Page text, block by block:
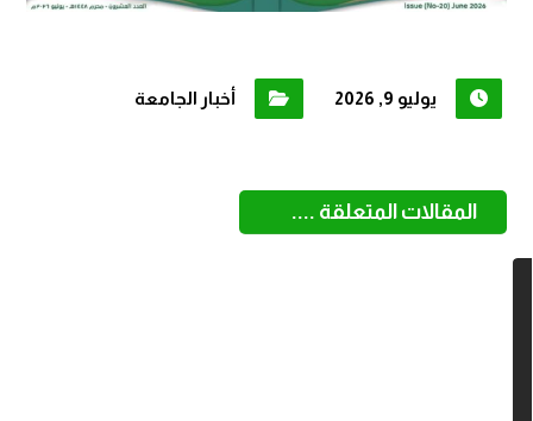
يوليو 9, 2026 أخبار الجامعة
المقالات المتعلقة ....